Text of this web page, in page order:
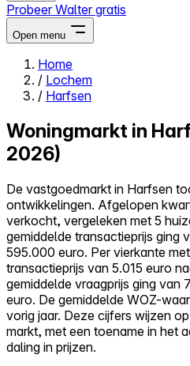
Probeer Walter gratis
Open menu
Close menu
Alles-in-één
Reviews
Prijzen
Log in
Probeer Walter gratis
Home
/ Lochem
/ Harfsen
Woningmarkt in
2026)
De vastgoedmarkt in Harfsen
ontwikkelingen. Afgelopen
verkocht, vergeleken met 5
gemiddelde transactieprijs ging
595.000 euro. Per vierkante
transactieprijs van 5.015 euro
gemiddelde vraagprijs ging van
euro. De gemiddelde WOZ-
vorig jaar. Deze cijfers wijzen
markt, met een toename in het
daling in prijzen.